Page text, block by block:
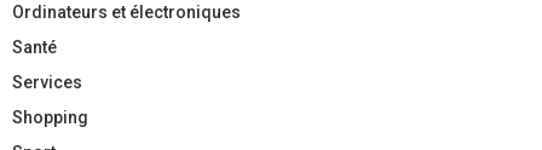
Ordinateurs et électroniques
Santé
Services
Shopping